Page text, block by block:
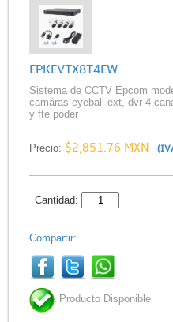
EPKEVTX8T4EW
Sistema de CCTV Epcom
camáras eyeball ext, dvr 4
y fte poder
Precio: $2,851.76 MXN
Cantidad:
Compartir:
Producto Disponible